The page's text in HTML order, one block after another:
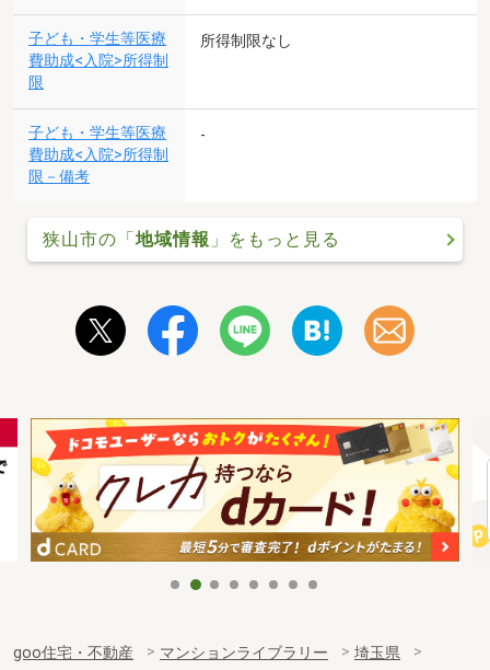
子ども・学生等医療
費助成<入院>所得制
限
所得制限なし
子ども・学生等医療
費助成<入院>所得制
限－備考
-
狭山市の「地域情報 」をもっと見る
goo住宅・不動産 マンションライブラリー
埼玉県